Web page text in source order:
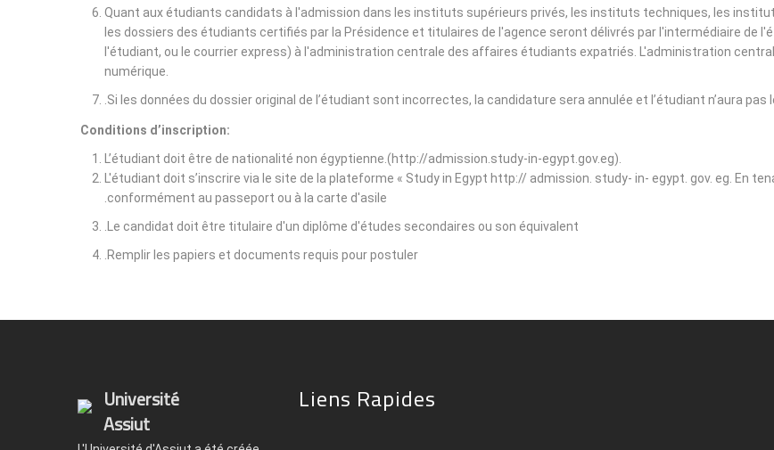
Quant aux étudiants candidats à l'admission dans les instituts supérieurs privés, les instituts techniques, les
les dossiers des étudiants certifiés par la Présidence et titulaires de l'agence seront délivrés par l'intermédiaire de
l'étudiant, ou le courrier express) à l'administration centrale des affaires étudiants expatriés. L'administration
numérique.
Si les données du dossier original de l’étudiant sont incorrectes, la candidature sera annulée et l’étudiant n’aura pas
Conditions d’inscription:
L’étudiant doit être de nationalité non égyptienne.(http://admission.study-in-egypt.gov.eg).
L'étudiant doit s’inscrire via le site de la plateforme « Study in Egypt http:// admission. study- in- egypt. gov. eg. En
conformément au passeport ou à la carte d'asile.
Le candidat doit être titulaire d'un diplôme d'études secondaires ou son équivalent.
Remplir les papiers et documents requis pour postuler.
Université
Assiut
Liens Rapides